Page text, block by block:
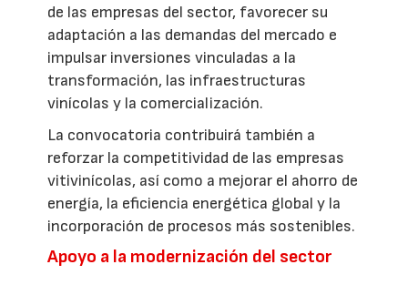
de las empresas del sector, favorecer su
adaptación a las demandas del mercado e
impulsar inversiones vinculadas a la
transformación, las infraestructuras
vinícolas y la comercialización.
La convocatoria contribuirá también a
reforzar la competitividad de las empresas
vitivinícolas, así como a mejorar el ahorro de
energía, la eficiencia energética global y la
incorporación de procesos más sostenibles.
Apoyo a la modernización del sector